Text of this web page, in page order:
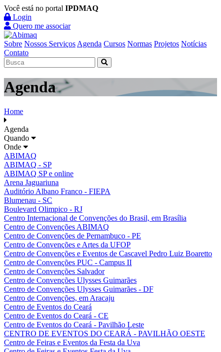
Você está no portal IPDMAQ
Login
Quero me associar
Sobre Nossos Serviços Agenda Cursos Normas Projetos Notícias
Contato
Agenda
Home
Agenda
Quando
Onde
ABIMAQ
ABIMAQ - SP
ABIMAQ SP e online
Arena Jaguariuna
Auditório Albano Franco - FIEPA
Blumenau - SC
Boulevard Olimpico - RJ
Centro Internacional de Convenções do Brasil, em Brasília
Centro de Convenções ABIMAQ
Centro de Convenções de Pernambuco - PE
Centro de Convenções e Artes da UFOP
Centro de Convenções e Eventos de Cascavel Pedro Luiz Boaretto
Centro de Convenções PUC - Campus II
Centro de Convenções Salvador
Centro de Convenções Ulysses Guimarães
Centro de Convenções Ulysses Guimarães - DF
Centro de Convenções, em Aracaju
Centro de Eventos do Ceará
Centro de Eventos do Ceará - CE
Centro de Eventos do Ceará - Pavilhão Leste
CENTRO DE EVENTOS DO CEARÁ - PAVILHÃO OESTE
Centro de Feiras e Eventos da Festa da Uva